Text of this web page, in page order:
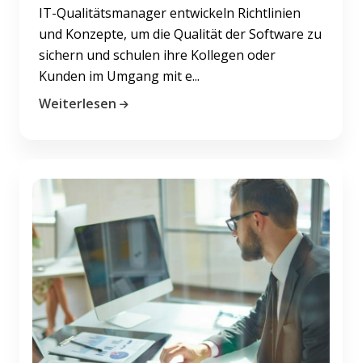
IT-Qualitätsmanager entwickeln Richtlinien
und Konzepte, um die Qualität der Software zu
sichern und schulen ihre Kollegen oder
Kunden im Umgang mit e...
Weiterlesen